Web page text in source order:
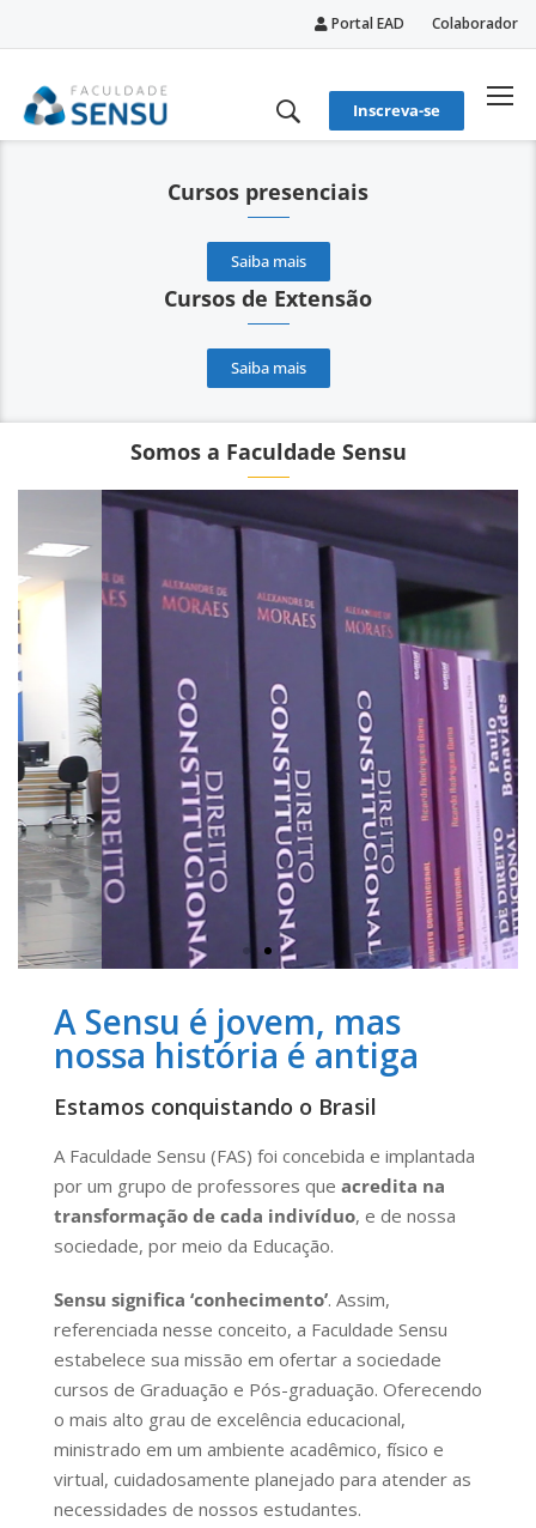
Portal EAD Colaborador
Inscreva-se
Cursos presenciais
Saiba mais
Cursos de Extensão
Saiba mais
Somos a Faculdade Sensu
A Sensu é jovem, mas
nossa história é antiga
Estamos conquistando o Brasil
A Faculdade Sensu (FAS) foi concebida e implantada
por um grupo de professores que acredita na
transformação de cada indivíduo, e de nossa
sociedade, por meio da Educação.
Sensu significa ‘conhecimento’. Assim,
referenciada nesse conceito, a Faculdade Sensu
estabelece sua missão em ofertar a sociedade
cursos de Graduação e Pós-graduação. Oferecendo
o mais alto grau de excelência educacional,
ministrado em um ambiente acadêmico, físico e
virtual, cuidadosamente planejado para atender as
necessidades de nossos estudantes.